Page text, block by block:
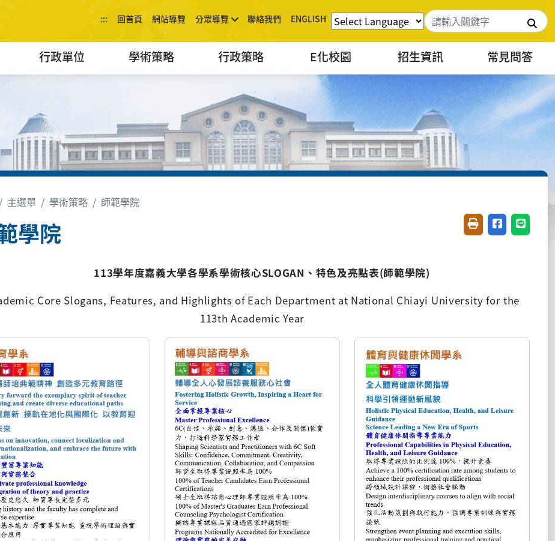
::: 回首頁 網站導覽 分眾導覽 聯絡我們 ENGLISH 搜尋
行政單位 學術策略 行政策略 E化校園 招生資訊 常見問答
主選單 學術策略 師範學院
學院 友善列印(開新視窗)
分享至臉書(
分享至
113學年度嘉義大學各學系學術核心SLOGAN 、特色及亮點表(師範學院)
Core Slogans, Features, and Highlights of Each Department at National Chiayi University for the
113th Academic Year